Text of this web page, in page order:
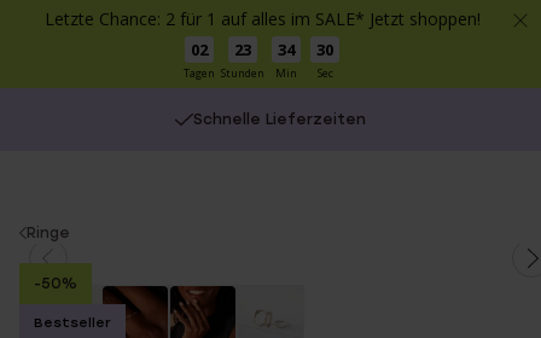
Letzte Chance: 2 für 1 auf alles im SALE* Jetzt shoppen!
02
Tagen
23
Stunden
34
Min
30
Sec
Schnelle Lieferzeiten
You
are
here:
Ringe
-50%
Bestseller